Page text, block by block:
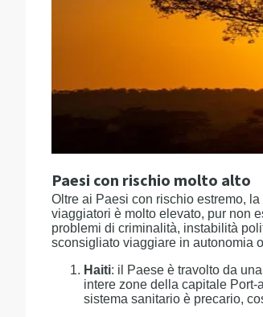
Paesi con rischio molto alto
Oltre ai Paesi con rischio estremo,
viaggiatori è molto elevato, pur non
problemi di criminalità, instabilità
sconsigliato viaggiare in autonomia
Haiti: il Paese è travolto da
intere zone della capitale Port-
sistema sanitario è precario,